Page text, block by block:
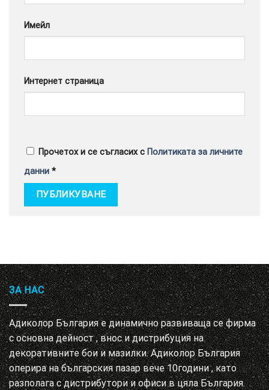
Имейл
Интернет страница
Прочетох и се съгласих с Политиката за личните
данни *
ЗА НАС
Адиколор България е динамично развиваща се фирма
с основна дейност , внос и дистрибуция на
декоративните бои и мазилки. Адиколор България
оперира на българския пазар вече 10години , като
разполага с дистрибутори и офиси в цяла България.